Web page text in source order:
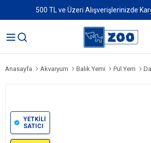
500 TL ve Üzeri Alışverişlerinizde
Anasayfa Akvaryum Balık Yemi Pul Yem
YETKİLİ
SATICI